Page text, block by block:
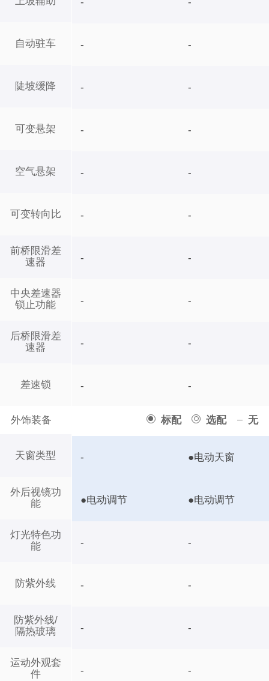
自动驻车
陡坡缓降
可变悬架
空气悬架
可变转向比
前桥限滑差
速器
中央差速器
锁止功能
后桥限滑差
速器
差速锁
外饰装备 标配 选配 无
天窗类型
外后视镜功
能
灯光特色功
能
防紫外线
防紫外线/
隔热玻璃
运动外观套
件
- -
- -
- -
- -
- -
- -
- -
- -
- -
- ●电动天窗
●电动调节 ●电动调节
- -
- -
- -
- -